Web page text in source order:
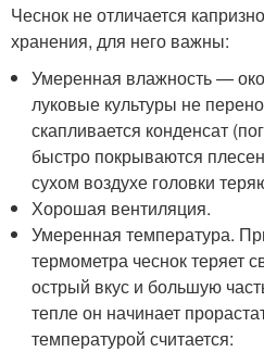
Чеснок не отличается
хранения, для него важны:
Умеренная влажность —
луковые культуры не
скапливается конденсат
быстро покрываются
сухом воздухе головки
Хорошая вентиляция.
Умеренная температура.
термометра чеснок теряет
острый вкус и большую
тепле он начинает
температурой считается: